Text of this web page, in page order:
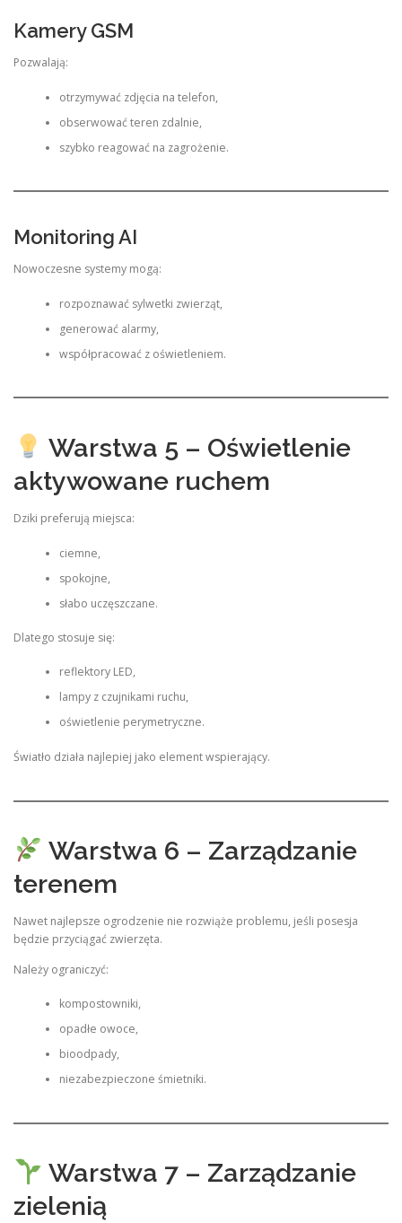
Kamery GSM
Pozwalają:
otrzymywać zdjęcia na telefon,
obserwować teren zdalnie,
szybko reagować na zagrożenie.
Monitoring AI
Nowoczesne systemy mogą:
rozpoznawać sylwetki zwierząt,
generować alarmy,
współpracować z oświetleniem.
Warstwa 5 – Oświetlenie
aktywowane ruchem
Dziki preferują miejsca:
ciemne,
spokojne,
słabo uczęszczane.
Dlatego stosuje się:
reflektory LED,
lampy z czujnikami ruchu,
oświetlenie perymetryczne.
Światło działa najlepiej jako element wspierający.
Warstwa 6 – Zarządzanie
terenem
Nawet najlepsze ogrodzenie nie rozwiąże problemu, jeśli posesja
będzie przyciągać zwierzęta.
Należy ograniczyć:
kompostowniki,
opadłe owoce,
bioodpady,
niezabezpieczone śmietniki.
Warstwa 7 – Zarządzanie
zielenią